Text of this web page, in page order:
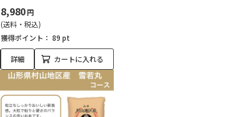
8,980円
(送料・税込)
獲得ポイント： 89 pt
詳細 カートに入れる